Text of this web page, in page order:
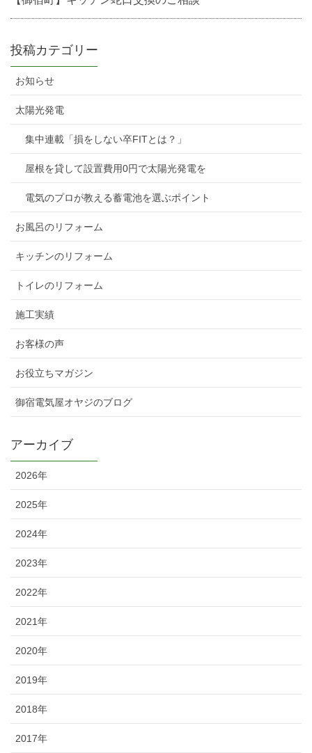
投稿カテゴリー
お知らせ
太陽光発電
集中連載「損をしない卒FITとは？」
屋根を貸して設置費用0円で太陽光発電を
電気のプロが教える蓄電池を選ぶポイント
お風呂のリフォーム
キッチンのリフォーム
トイレのリフォーム
施工実績
お客様の声
お役立ちマガジン
御宿電気屋オヤジのブログ
アーカイブ
2026年
2025年
2024年
2023年
2022年
2021年
2020年
2019年
2018年
2017年